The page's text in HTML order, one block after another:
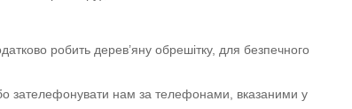
робить дерев’яну обрешітку, для безпечного
зателефонувати нам за телефонами, вказаними у